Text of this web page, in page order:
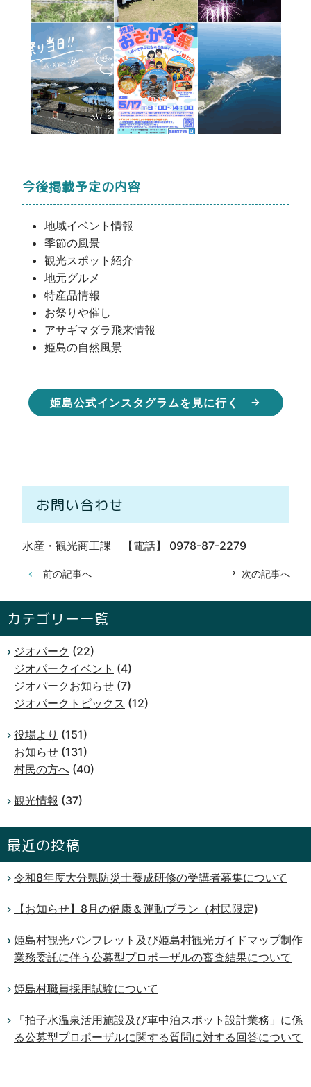
今後掲載予定の内容
地域イベント情報
季節の風景
観光スポット紹介
地元グルメ
特産品情報
お祭りや催し
アサギマダラ飛来情報
姫島の自然風景
姫島公式インスタグラムを見に行く
お問い合わせ
水産・観光商工課 【電話】 0978-87-2279
前の記事へ 次の記事へ
カテゴリー一覧
ジオパーク (22)
ジオパークイベント (4)
ジオパークお知らせ (7)
ジオパークトピックス (12)
役場より (151)
お知らせ (131)
村民の方へ (40)
観光情報 (37)
最近の投稿
令和8年度大分県防災士養成研修の受講者募集について
【お知らせ】8月の健康＆運動プラン（村民限定)
姫島村観光パンフレット及び姫島村観光ガイドマップ制作
業務委託に伴う公募型プロポーザルの審査結果について
姫島村職員採用試験について
「拍子水温泉活用施設及び車中泊スポット設計業務」に係
る公募型プロポーザルに関する質問に対する回答について